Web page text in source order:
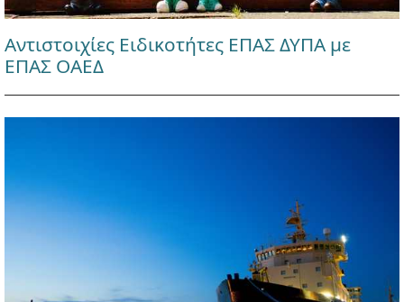
Αντιστοιχίες Ειδικοτήτες ΕΠΑΣ ΔΥΠΑ με
ΕΠΑΣ ΟΑΕΔ